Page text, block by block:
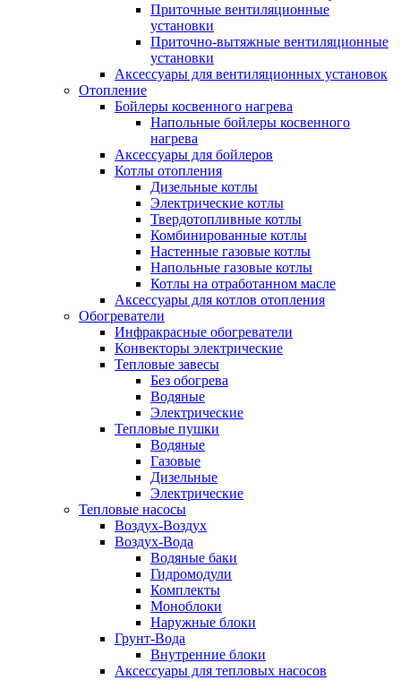
Приточные вентиляционные
установки
Приточно-вытяжные вентиляционные
установки
Аксессуары для вентиляционных установок
Отопление
Бойлеры косвенного нагрева
Напольные бойлеры косвенного
нагрева
Аксессуары для бойлеров
Котлы отопления
Дизельные котлы
Электрические котлы
Твердотопливные котлы
Комбинированные котлы
Настенные газовые котлы
Напольные газовые котлы
Котлы на отработанном масле
Аксессуары для котлов отопления
Обогреватели
Инфракрасные обогреватели
Конвекторы электрические
Тепловые завесы
Без обогрева
Водяные
Электрические
Тепловые пушки
Водяные
Газовые
Дизельные
Электрические
Тепловые насосы
Воздух-Воздух
Воздух-Вода
Водяные баки
Гидромодули
Комплекты
Моноблоки
Наружные блоки
Грунт-Вода
Внутренние блоки
Аксессуары для тепловых насосов